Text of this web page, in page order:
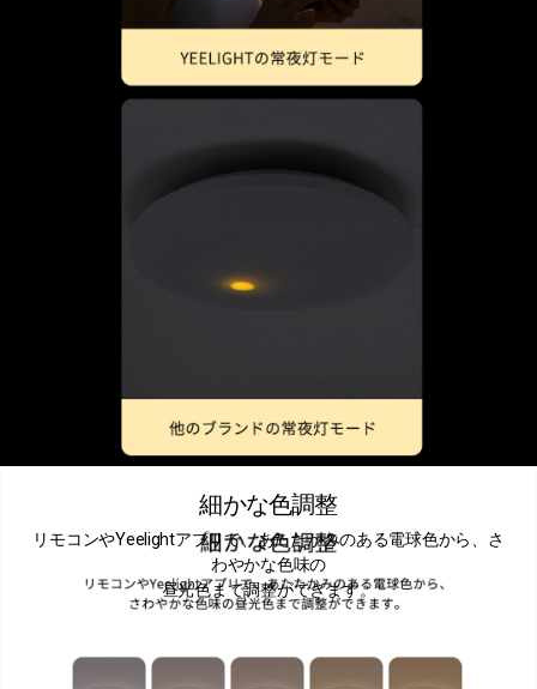
細かな色調整
リモコンやYeelightアプリで、あたたかみのある電球色から、さ
わやかな色味の
昼光色まで調整ができます。